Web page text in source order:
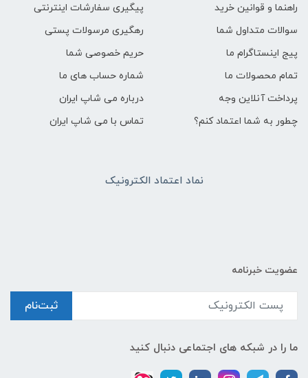
راهنما و قوانین خرید
سوالات متداول شما
پیج اینستاگرام ما
تمام محصولات ما
پرداخت آنلاین وجه
چطور به شما اعتماد کنم؟
پیگیری سفارشات اینترنتی
رهگیری مرسولات پستی
حریم خصوصی شما
شماره حساب های ما
درباره می شاپ ایران
تماس با می شاپ ایران
نماد اعتماد الکترونیک
عضویت خبرنامه
ثبت‌نام
ما را در شبکه های اجتماعی دنبال کنید